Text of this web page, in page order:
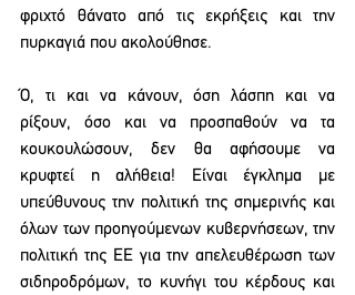
φριχτό θάνατο από τις εκρήξεις και την
πυρκαγιά που ακολούθησε.
Ό, τι και να κάνουν, όση λάσπη και να
ρίξουν, όσο και να προσπαθούν να τα
κουκουλώσουν, δεν θα αφήσουμε να
κρυφτεί η αλήθεια! Είναι έγκλημα με
υπεύθυνους την πολιτική της σημερινής και
όλων των προηγούμενων κυβερνήσεων, την
πολιτική της ΕΕ για την απελευθέρωση των
σιδηροδρόμων, το κυνήγι του κέρδους και